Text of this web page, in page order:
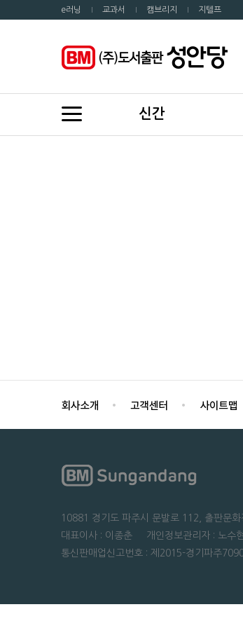
e러닝 교과서 캠브리지 지텔프
신간
10881 경기도 파주시 문발로 112, 출판
대표이사 : 이종춘 개인정보관리자 : 노수
통신판매업신고번호 : 제2015-경기파주